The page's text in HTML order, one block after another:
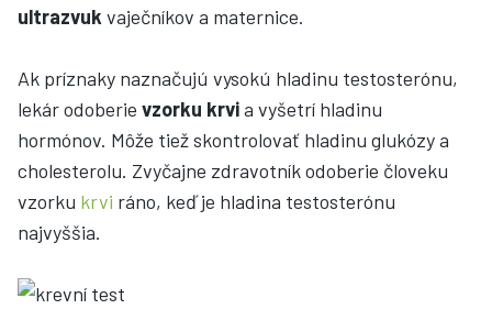
ultrazvuk vaječníkov a maternice.
Ak príznaky naznačujú vysokú hladinu testosterónu,
lekár odoberie vzorku krvia vyšetrí hladinu
hormónov. Môže tiež skontrolovať hladinu glukózy a
cholesterolu. Zvyčajne zdravotník odoberie človeku
vzorku krvi ráno, keď je hladina testosterónu
najvyššia.